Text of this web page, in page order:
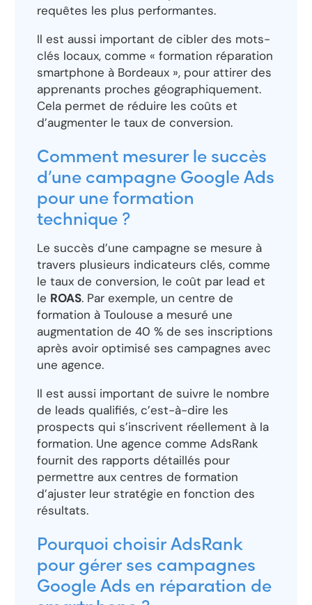
requêtes les plus performantes.
Il est aussi important de cibler des mots-
clés locaux, comme « formation réparation
smartphone à Bordeaux », pour attirer des
apprenants proches géographiquement.
Cela permet de réduire les coûts et
d’augmenter le taux de conversion.
Comment mesurer le succès
d’une campagne Google Ads
pour une formation
technique ?
Le succès d’une campagne se mesure à
travers plusieurs indicateurs clés, comme
le taux de conversion, le coût par lead et
le ROAS. Par exemple, un centre de
formation à Toulouse a mesuré une
augmentation de 40 % de ses inscriptions
après avoir optimisé ses campagnes avec
une agence.
Il est aussi important de suivre le nombre
de leads qualifiés, c’est-à-dire les
prospects qui s’inscrivent réellement à la
formation. Une agence comme AdsRank
fournit des rapports détaillés pour
permettre aux centres de formation
d’ajuster leur stratégie en fonction des
résultats.
Pourquoi choisir AdsRank
pour gérer ses campagnes
Google Ads en réparation de